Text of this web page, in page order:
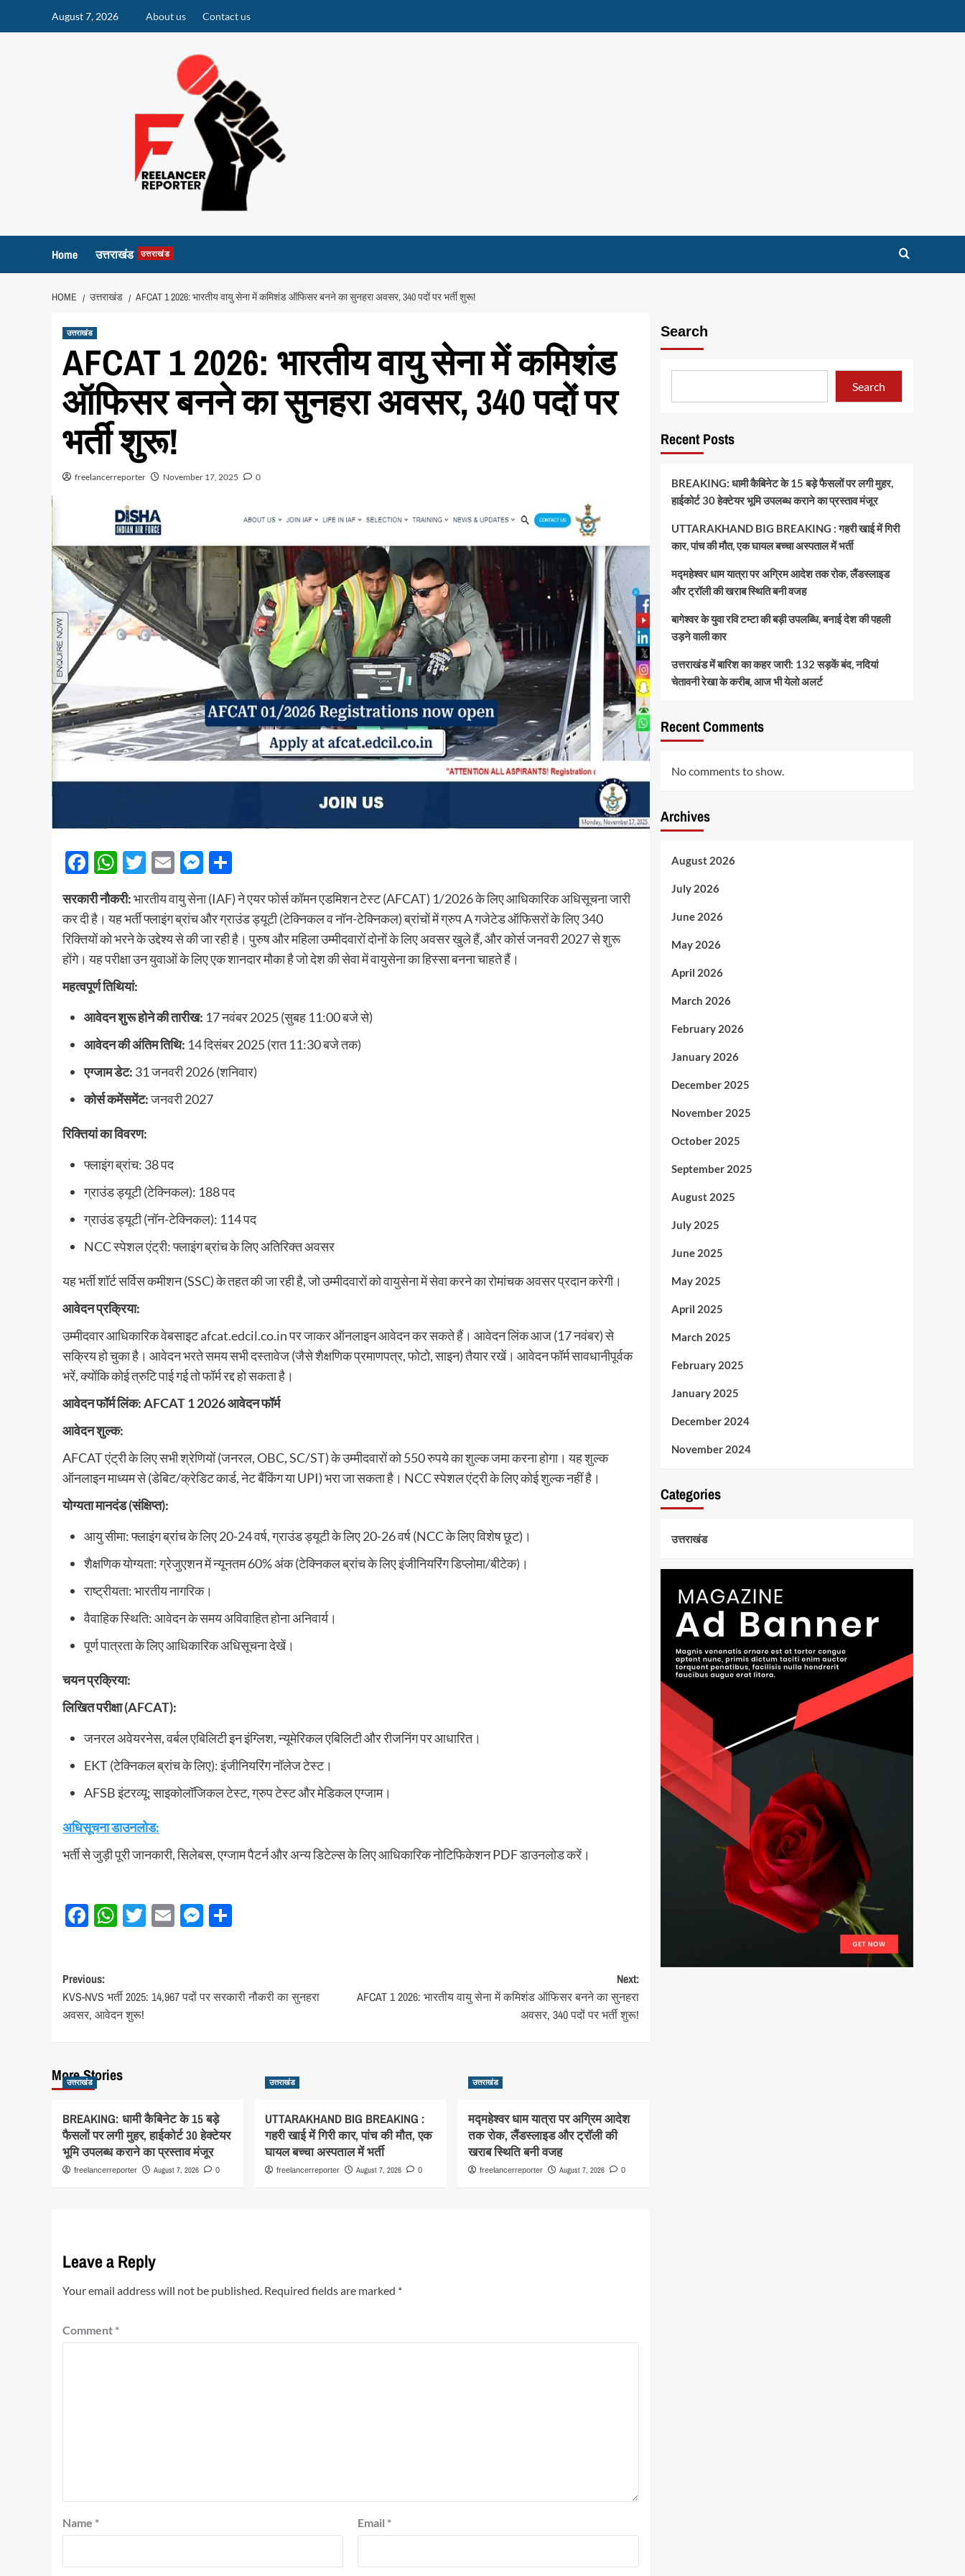
August 7, 2026 About us Contact us
Home उत्तराखंड उत्तराखंड
HOME उत्तराखंड AFCAT 1 2026: भारतीय वायु सेना में कमिशंड ऑफिसर बनने का सुनहरा अवसर, 340 पदों पर भर्ती शुरू!
उत्तराखंड
AFCAT 1 2026: भारतीय वायु सेना में कमिशंड
ऑफिसर बनने का सुनहरा अवसर, 340 पदों पर
भर्ती शुरू!
freelancerreporter November 17, 2025 0
Facebook
WhatsApp
Twitter
EmailMessenger
सरकारी नौकरी:भारतीय वायु सेना (IAF) ने एयर फोर्स कॉमन एडमिशन टेस्ट (AFCAT) 1/2026 के लिए आधिकारिक अधिसूचना जारी
कर दी है। यह भर्ती फ्लाइंग ब्रांच और ग्राउंड ड्यूटी (टेक्निकल व नॉन-टेक्निकल) ब्रांचों में ग्रुप A गजेटेड ऑफिसरों के लिए 340
रिक्तियों को भरने के उद्देश्य से की जा रही है। पुरुष और महिला उम्मीदवारों दोनों के लिए अवसर खुले हैं, और कोर्स जनवरी 2027 से शुरू
होंगे। यह परीक्षा उन युवाओं के लिए एक शानदार मौका है जो देश की सेवा में वायुसेना का हिस्सा बनना चाहते हैं।
महत्वपूर्ण तिथियां:
आवेदन शुरू होने की तारीख: 17 नवंबर 2025 (सुबह 11:00 बजे से)
आवेदन की अंतिम तिथि: 14 दिसंबर 2025 (रात 11:30 बजे तक)
एग्जाम डेट: 31 जनवरी 2026 (शनिवार)
कोर्स कमेंसमेंट:जनवरी 2027
रिक्तियां का विवरण:
फ्लाइंग ब्रांच: 38 पद
ग्राउंड ड्यूटी (टेक्निकल): 188 पद
ग्राउंड ड्यूटी (नॉन-टेक्निकल): 114 पद
NCC स्पेशल एंट्री: फ्लाइंग ब्रांच के लिए अतिरिक्त अवसर
यह भर्ती शॉर्ट सर्विस कमीशन (SSC) के तहत की जा रही है, जो उम्मीदवारों को वायुसेना में सेवा करने का रोमांचक अवसर प्रदान करेगी।
आवेदन प्रक्रिया:
उम्मीदवार आधिकारिक वेबसाइट afcat.edcil.co.in पर जाकर ऑनलाइन आवेदन कर सकते हैं। आवेदन लिंक आज (17 नवंबर) से
सक्रिय हो चुका है। आवेदन भरते समय सभी दस्तावेज (जैसे शैक्षणिक प्रमाणपत्र, फोटो, साइन) तैयार रखें। आवेदन फॉर्म सावधानीपूर्वक
भरें, क्योंकि कोई त्रुटि पाई गई तो फॉर्म रद्द हो सकता है।
आवेदन फॉर्म लिंक: AFCAT 1 2026 आवेदन फॉर्म
आवेदन शुल्क:
AFCAT एंट्री के लिए सभी श्रेणियों (जनरल, OBC, SC/ST) के उम्मीदवारों को 550 रुपये का शुल्क जमा करना होगा। यह शुल्क
ऑनलाइन माध्यम से (डेबिट/क्रेडिट कार्ड, नेट बैंकिंग या UPI) भरा जा सकता है। NCC स्पेशल एंट्री के लिए कोई शुल्क नहीं है।
योग्यता मानदंड (संक्षिप्त):
आयु सीमा: फ्लाइंग ब्रांच के लिए 20-24 वर्ष, ग्राउंड ड्यूटी के लिए 20-26 वर्ष (NCC के लिए विशेष छूट)।
शैक्षणिक योग्यता: ग्रेजुएशन में न्यूनतम 60% अंक (टेक्निकल ब्रांच के लिए इंजीनियरिंग डिप्लोमा/बीटेक)।
राष्ट्रीयता: भारतीय नागरिक।
वैवाहिक स्थिति: आवेदन के समय अविवाहित होना अनिवार्य।
पूर्ण पात्रता के लिए आधिकारिक अधिसूचना देखें।
चयन प्रक्रिया:
लिखित परीक्षा (AFCAT):
जनरल अवेयरनेस, वर्बल एबिलिटी इन इंग्लिश, न्यूमेरिकल एबिलिटी और रीजनिंग पर आधारित।
EKT (टेक्निकल ब्रांच के लिए): इंजीनियरिंग नॉलेज टेस्ट।
AFSB इंटरव्यू: साइकोलॉजिकल टेस्ट, ग्रुप टेस्ट और मेडिकल एग्जाम।
अधिसूचना डाउनलोड:
भर्ती से जुड़ी पूरी जानकारी, सिलेबस, एग्जाम पैटर्न और अन्य डिटेल्स के लिए आधिकारिक नोटिफिकेशन PDF डाउनलोड करें।
Facebook
WhatsApp
Twitter
EmailMessenger
Post
navigation
Previous:
KVS-NVS भर्ती 2025: 14,967 पदों पर सरकारी नौकरी का सुनहरा
अवसर, आवेदन शुरू!
Next:
AFCAT 1 2026: भारतीय वायु सेना में कमिशंड ऑफिसर बनने का सुनहरा
अवसर, 340 पदों पर भर्ती शुरू!
More Stories
उत्तराखंड
BREAKING: धामी कैबिनेट के 15 बड़े
फैसलों पर लगी मुहर, हाईकोर्ट 30 हेक्टेयर
भूमि उपलब्ध कराने का प्रस्ताव मंजूर
freelancerreporter August 7, 2026 0
उत्तराखंड
UTTARAKHAND BIG BREAKING :
गहरी खाई में गिरी कार, पांच की मौत, एक
घायल बच्चा अस्पताल में भर्ती
freelancerreporter August 7, 2026 0
उत्तराखंड
मद्महेश्वर धाम यात्रा पर अग्रिम आदेश
तक रोक, लैंडस्लाइड और ट्रॉली की
खराब स्थिति बनी वजह
freelancerreporter August 7, 2026 0
Leave a Reply
Your email address will not be published. Required fields are marked *
Comment *
Name * Email *
Search
Search
Recent Posts
BREAKING: धामी कैबिनेट के 15 बड़े फैसलों पर लगी मुहर,
हाईकोर्ट 30 हेक्टेयर भूमि उपलब्ध कराने का प्रस्ताव मंजूर
UTTARAKHAND BIG BREAKING : गहरी खाई में गिरी
कार, पांच की मौत, एक घायल बच्चा अस्पताल में भर्ती
मद्महेश्वर धाम यात्रा पर अग्रिम आदेश तक रोक, लैंडस्लाइड
और ट्रॉली की खराब स्थिति बनी वजह
बागेश्वर के युवा रवि टम्टा की बड़ी उपलब्धि, बनाई देश की पहली
उड़ने वाली कार
उत्तराखंड में बारिश का कहर जारी: 132 सड़कें बंद, नदियां
चेतावनी रेखा के करीब, आज भी येलो अलर्ट
Recent Comments
No comments to show.
Archives
August 2026
July 2026
June 2026
May 2026
April 2026
March 2026
February 2026
January 2026
December 2025
November 2025
October 2025
September 2025
August 2025
July 2025
June 2025
May 2025
April 2025
March 2025
February 2025
January 2025
December 2024
November 2024
Categories
उत्तराखंड